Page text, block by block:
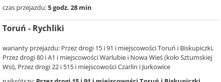
czas przejazdu:5 godz. 28 min
Toruń - Rychliki
warianty przejazdu: Przez drogi 15 i 91 i miejscowości Toruń i Biskupiczki,
Przez drogi 80 i A1 i miejscowości Warlubie i Nowa Wieś (koło Sztumskiej
Wsi), Przez drogi 22 i 515 i miejscowości Czarlin i Jurkowice